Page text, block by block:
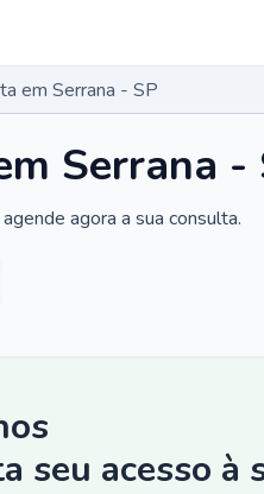
em Serrana - SP
Serrana -
agora a sua consulta.
seu acesso à